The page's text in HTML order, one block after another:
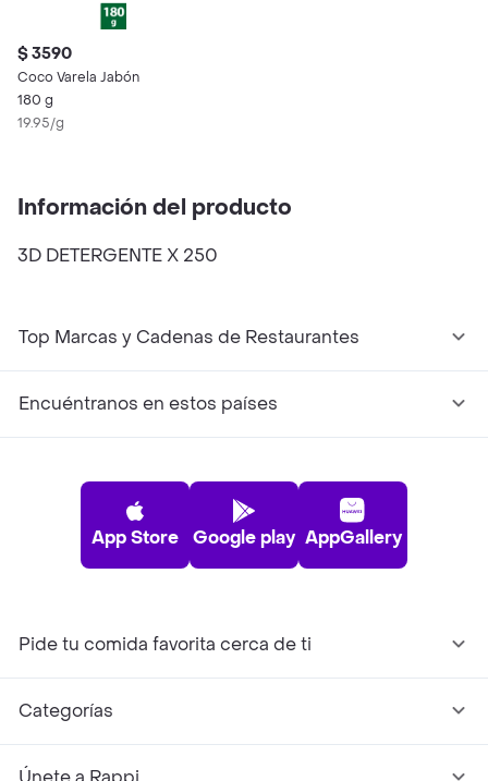
$ 3590
Coco Varela Jabón
180 g
19.95/g
Información del producto
3D DETERGENTE X 250
Top Marcas y Cadenas de Restaurantes
Encuéntranos en estos países
App Store Google play AppGallery
Pide tu comida favorita cerca de ti
Categorías